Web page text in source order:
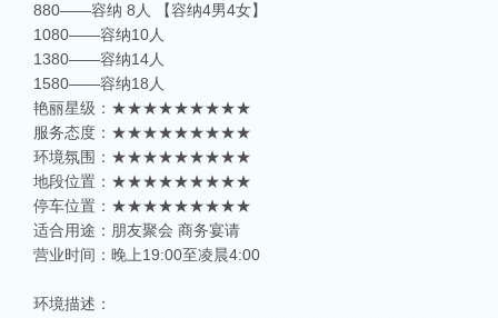
880——容纳 8人 【容纳4男4女】
1080——容纳10人
1380——容纳14人
1580——容纳18人
艳丽星级：★★★★★★★★★
服务态度：★★★★★★★★★
环境氛围：★★★★★★★★★
地段位置：★★★★★★★★★
停车位置：★★★★★★★★★
适合用途：朋友聚会 商务宴请
营业时间：晚上19:00至凌晨4:00
环境描述：